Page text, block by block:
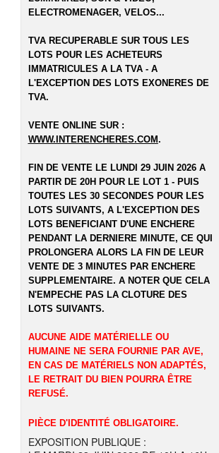
ELECTROMENAGER, VELOS...
TVA RECUPERABLE SUR TOUS LES
LOTS POUR LES ACHETEURS
IMMATRICULES A LA TVA - A
L'EXCEPTION DES LOTS EXONERES DE
TVA.
VENTE ONLINE SUR :
WWW.INTERENCHERES.COM.
FIN DE VENTE LE LUNDI 29 JUIN 2026 A
PARTIR DE 20H POUR LE LOT 1 - PUIS
TOUTES LES 30 SECONDES POUR LES
LOTS SUIVANTS, A L'EXCEPTION DES
LOTS BENEFICIANT D'UNE ENCHERE
PENDANT LA DERNIERE MINUTE, CE QUI
PROLONGERA ALORS LA FIN DE LEUR
VENTE DE 3 MINUTES PAR ENCHERE
SUPPLEMENTAIRE. A NOTER QUE CELA
N'EMPECHE PAS LA CLOTURE DES
LOTS SUIVANTS.
AUCUNE AIDE MATÉRIELLE OU
HUMAINE NE SERA FOURNIE PAR AVE,
EN CAS DE MATÉRIELS NON ADAPTÉS,
LE RETRAIT DU BIEN POURRA ÊTRE
REFUSÉ.
PIÈCE D'IDENTITÉ OBLIGATOIRE.
EXPOSITION PUBLIQUE :